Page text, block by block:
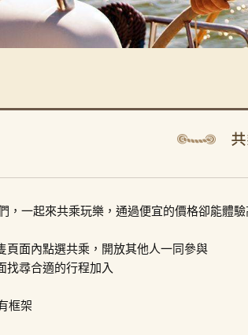
，一起來共乘玩樂，通過便宜的價格卻能體驗
頁面內點選共乘，開放其他人一同參與
找尋合適的行程加入
框架